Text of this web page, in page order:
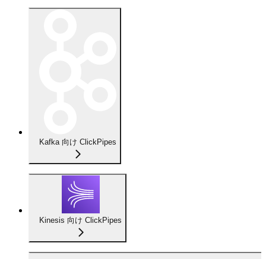
Kafka 向け ClickPipes
Kinesis 向け ClickPipes